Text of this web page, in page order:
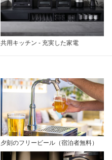
共用キッチン - 充実した家電
夕刻のフリービール（宿泊者無料）